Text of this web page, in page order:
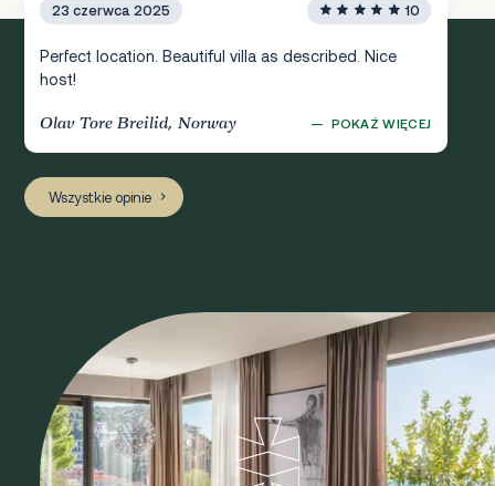
23 czerwca 2025 10
Perfect location. Beautiful villa as described. Nice
host!
Olav Tore Breilid, Norway — POKAŻ WIĘCEJ
Wszystkie opinie